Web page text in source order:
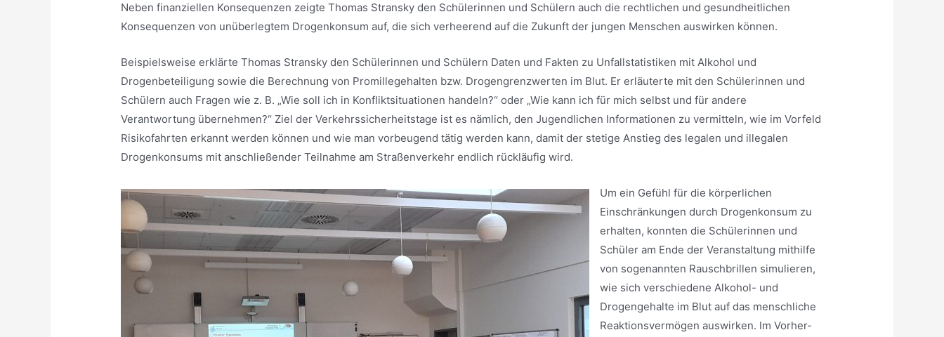
Neben finanziellen Konsequenzen zeigte Thomas Stransky den Schülerinnen und Schülern auch die rechtlichen und gesundheitlichen
Konsequenzen von unüberlegtem Drogenkonsum auf, die sich verheerend auf die Zukunft der jungen Menschen auswirken können.
Beispielsweise erklärte Thomas Stransky den Schülerinnen und Schülern Daten und Fakten zu Unfallstatistiken mit Alkohol und
Drogenbeteiligung sowie die Berechnung von Promillegehalten bzw. Drogengrenzwerten im Blut. Er erläuterte mit den Schülerinnen und
Schülern auch Fragen wie z. B. „Wie soll ich in Konfliktsituationen handeln?“ oder „Wie kann ich für mich selbst und für andere
Verantwortung übernehmen?“ Ziel der Verkehrssicherheitstage ist es nämlich, den Jugendlichen Informationen zu vermitteln, wie im Vorfeld
Risikofahrten erkannt werden können und wie man vorbeugend tätig werden kann, damit der stetige Anstieg des legalen und illegalen
Drogenkonsums mit anschließender Teilnahme am Straßenverkehr endlich rückläufig wird.
Um ein Gefühl für die körperlichen
Einschränkungen durch Drogenkonsum zu
erhalten, konnten die Schülerinnen und
Schüler am Ende der Veranstaltung mithilfe
von sogenannten Rauschbrillen simulieren,
wie sich verschiedene Alkohol- und
Drogengehalte im Blut auf das menschliche
Reaktionsvermögen auswirken. Im Vorher-